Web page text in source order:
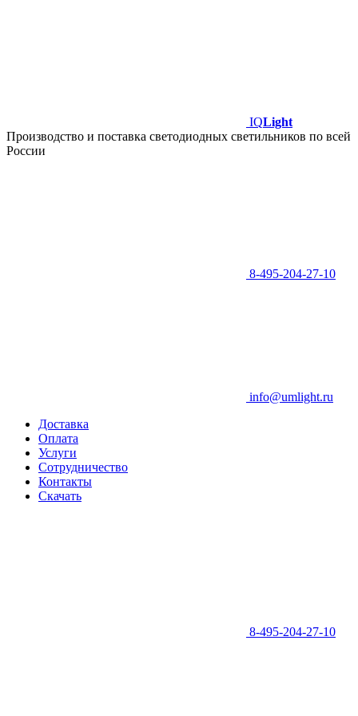
IQLight
Производство и поставка светодиодных светильников по всей
России
8-495-204-27-10
info@umlight.ru
Доставка
Оплата
Услуги
Сотрудничество
Контакты
Скачать
8-495-204-27-10